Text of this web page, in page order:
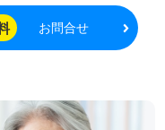
端見守りAIセンサ
者様のシニアライフ
職員様同士のチーム
者様のやってみた
お問合せ